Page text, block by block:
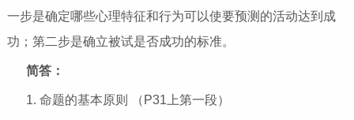
一步是确定哪些心理特征和行为可以使要预测的活动达到成
功；第二步是确立被试是否成功的标准。
简答：
1. 命题的基本原则 （P31上第一段）